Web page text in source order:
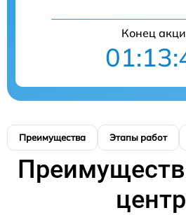
Конец
Преимущества Этапы работ